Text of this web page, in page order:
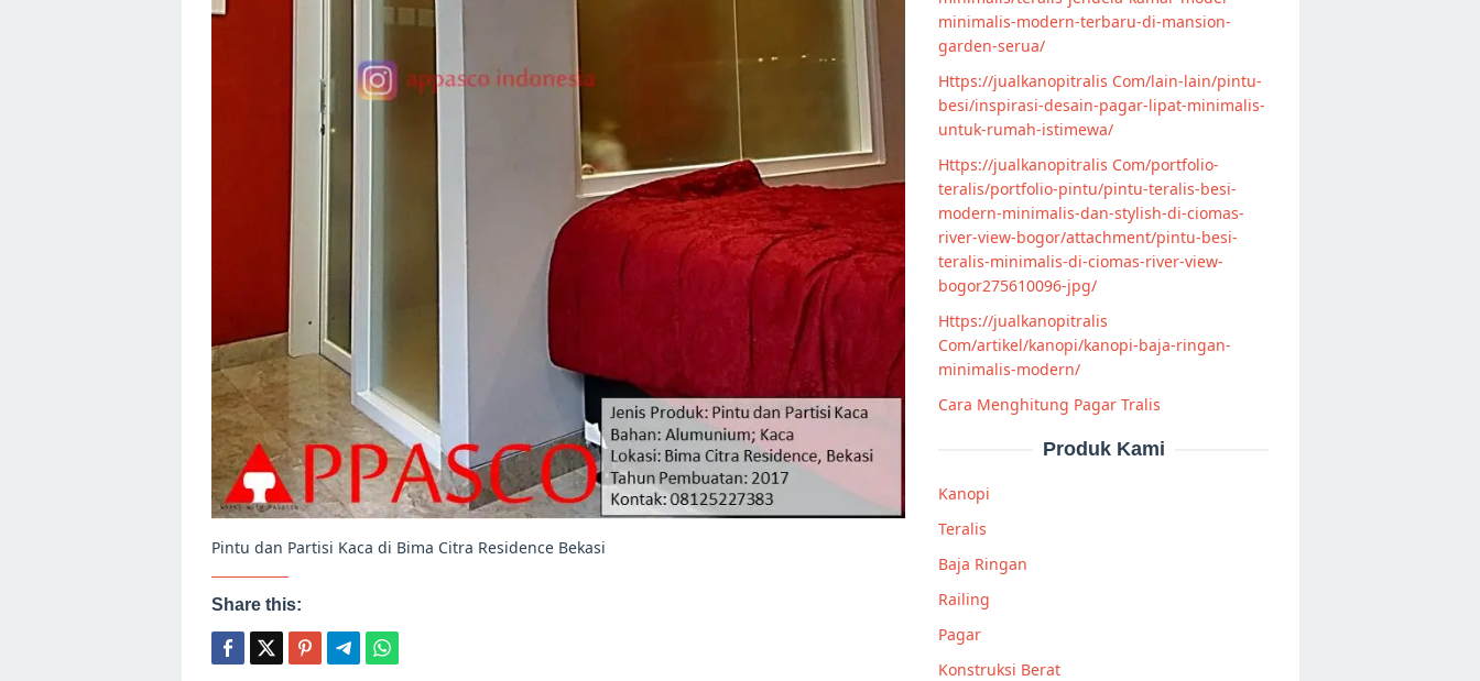
Pintu dan Partisi Kaca di Bima Citra Residence Bekasi
Share this:
minimalis-modern-terbaru-di-mansion-
garden-serua/
Https://jualkanopitralis Com/lain-lain/pintu-
besi/inspirasi-desain-pagar-lipat-minimalis-
untuk-rumah-istimewa/
Https://jualkanopitralis Com/portfolio-
teralis/portfolio-pintu/pintu-teralis-besi-
modern-minimalis-dan-stylish-di-ciomas-
river-view-bogor/attachment/pintu-besi-
teralis-minimalis-di-ciomas-river-view-
bogor275610096-jpg/
Https://jualkanopitralis
Com/artikel/kanopi/kanopi-baja-ringan-
minimalis-modern/
Cara Menghitung Pagar Tralis
Produk Kami
Kanopi
Teralis
Baja Ringan
Railing
Pagar
Konstruksi Berat